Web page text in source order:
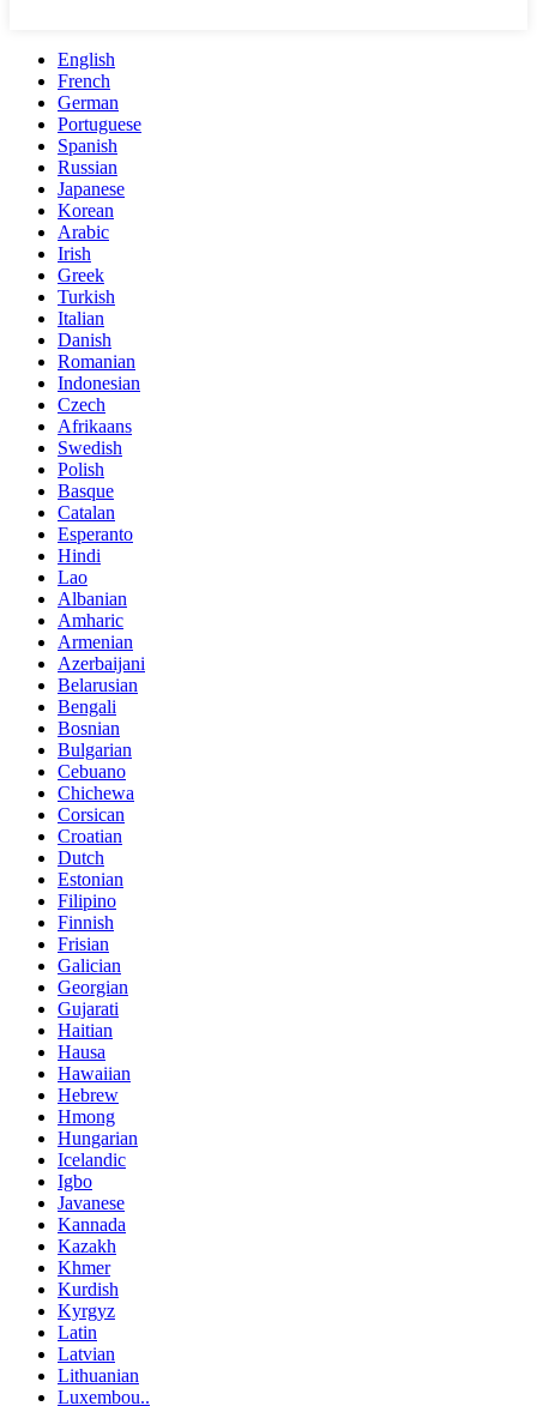
English
French
German
Portuguese
Spanish
Russian
Japanese
Korean
Arabic
Irish
Greek
Turkish
Italian
Danish
Romanian
Indonesian
Czech
Afrikaans
Swedish
Polish
Basque
Catalan
Esperanto
Hindi
Lao
Albanian
Amharic
Armenian
Azerbaijani
Belarusian
Bengali
Bosnian
Bulgarian
Cebuano
Chichewa
Corsican
Croatian
Dutch
Estonian
Filipino
Finnish
Frisian
Galician
Georgian
Gujarati
Haitian
Hausa
Hawaiian
Hebrew
Hmong
Hungarian
Icelandic
Igbo
Javanese
Kannada
Kazakh
Khmer
Kurdish
Kyrgyz
Latin
Latvian
Lithuanian
Luxembou..